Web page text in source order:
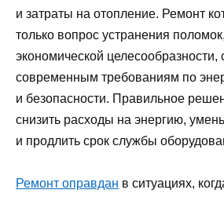
и затраты на отопление. Ремонт
только вопрос устранения
экономической целесообразности,
современным требованиям по
и безопасности. Правильное
снизить расходы на энергию,
и продлить срок службы
Ремонт оправдан в ситуациях,